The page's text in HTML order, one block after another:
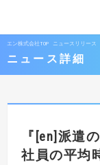
エン株式会社TOP ニュースリリース
ニュース詳細
『[en]派遣
社員の平均